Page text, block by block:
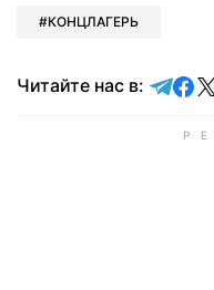
КОНЦЛАГЕРЬ
Читайте нас в: